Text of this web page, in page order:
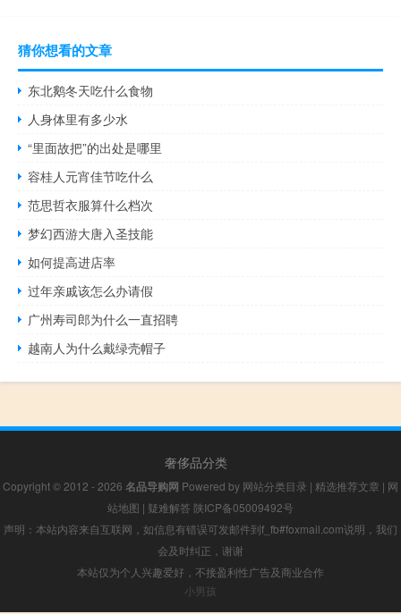
猜你想看的文章
东北鹅冬天吃什么食物
人身体里有多少水
“里面故把”的出处是哪里
容桂人元宵佳节吃什么
范思哲衣服算什么档次
梦幻西游大唐入圣技能
如何提高进店率
过年亲戚该怎么办请假
广州寿司郎为什么一直招聘
越南人为什么戴绿壳帽子
奢侈品分类
Copyright © 2012 - 2026 名品导购网 Powered by 网站分类目录 | 精选推荐文章 | 网
站地图 | 疑难解答 陕ICP备05009492号
声明：本站内容来自互联网，如信息有错误可发邮件到f_fb#foxmail.com说明，我们
会及时纠正，谢谢
本站仅为个人兴趣爱好，不接盈利性广告及商业合作
小男孩